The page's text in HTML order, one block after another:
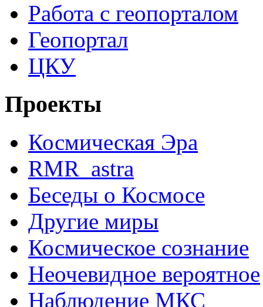
Работа с геопорталом
Геопортал
ЦКУ
Проекты
Космическая Эра
RMR_astra
Беседы о Космосе
Другие миры
Космическое сознание
Неочевидное вероятное
Наблюдение МКС